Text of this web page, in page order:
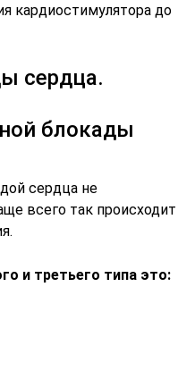
кардиостимулятора до
сердца.
блокады
сердца не
всего так происходит
и третьего типа это: